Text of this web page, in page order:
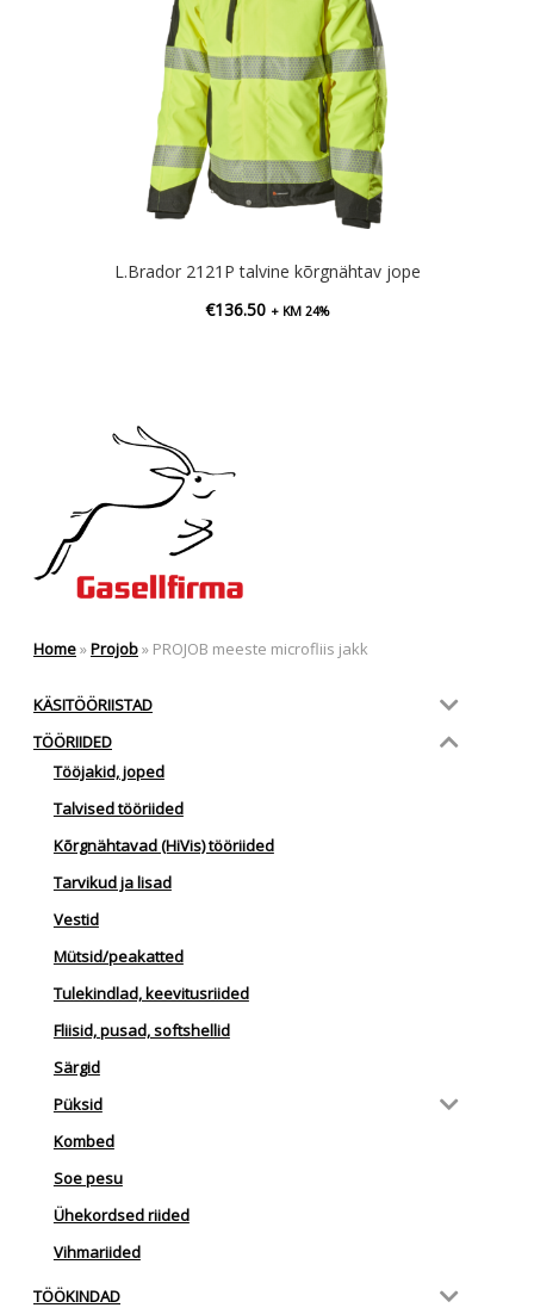
L.Brador 2121P talvine kõrgnähtav jope
€136.50 + KM 24%
Home»Projob» PROJOB meeste microfliis jakk
KÄSITÖÖRIISTAD
TÖÖRIIDED
Tööjakid, joped
Talvised tööriided
Kõrgnähtavad (HiVis) tööriided
Tarvikud ja lisad
Vestid
Mütsid/peakatted
Tulekindlad, keevitusriided
Fliisid, pusad, softshellid
Särgid
Püksid
Kombed
Soe pesu
Ühekordsed riided
Vihmariided
TÖÖKINDAD